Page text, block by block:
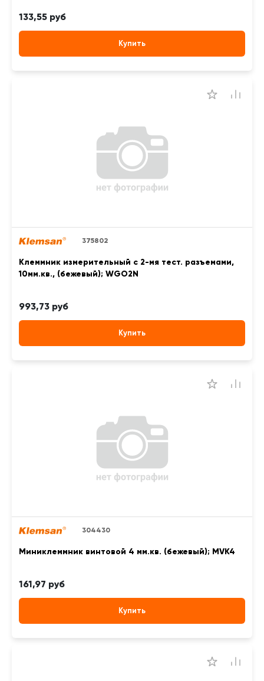
133,55 руб
Купить
375802
Клеммник измерительный с 2-мя тест. разъемами,
10мм.кв., (бежевый); WGO2N
993,73 руб
Купить
304430
Миниклеммник винтовой 4 мм.кв. (бежевый); MVK4
161,97 руб
Купить